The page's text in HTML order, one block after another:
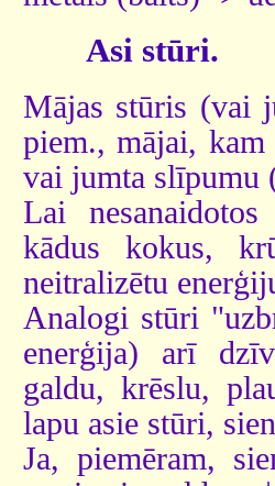
Asi stūri.
Mājas stūris (vai
piem., mājai,
vai jumta slīpumu
Lai
kādus kokus,
neitralizētu
Analogi stūri
enerģija) arī
galdu, krēslu,
lapu asie stūri,
Ja, piemēram,